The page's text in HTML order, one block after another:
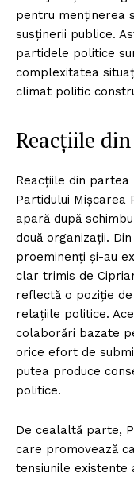
pentru menținerea
susținerii publice.
partidele politice
complexitatea
climat politic
Reacțiile
Reacțiile din partea
Partidului Mișcarea
apară după
două organizații.
proeminenți și-au
clar trimis de
reflectă o poziție
relațiile politice.
colaborări bazate
orice efort de
putea produce
politice.
De cealaltă parte,
care promovează
tensiunile